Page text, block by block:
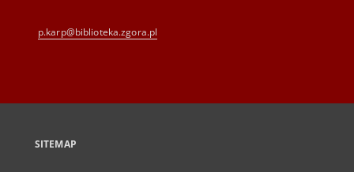
p.karp@biblioteka.zgora.pl
SITEMAP